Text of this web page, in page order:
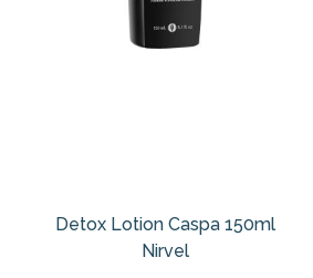
Detox Lotion Caspa 150ml
Nirvel